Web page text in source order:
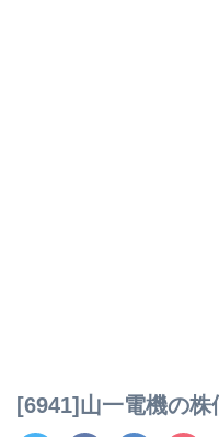
[6941]山一電機の株